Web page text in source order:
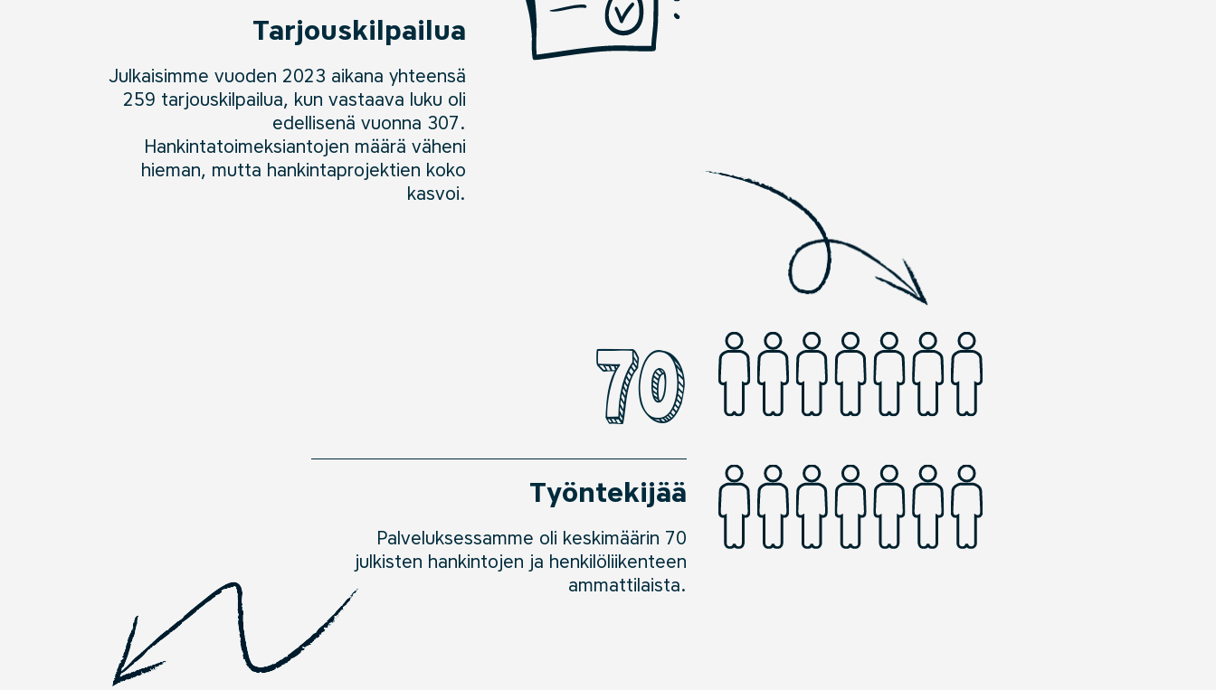
Tarjouskilpailua
Julkaisimme vuoden 2023 aikana yhteensä
259 tarjouskilpailua, kun vastaava luku oli
edellisenä vuonna 307.
Hankintatoimeksiantojen määrä väheni
hieman, mutta hankintaprojektien koko
kasvoi.
70
Työntekijää
Palveluksessamme oli keskimäärin 70
julkisten hankintojen ja henkilöliikenteen
ammattilaista.